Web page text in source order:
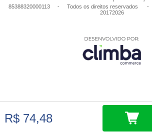
85388320000113 - Todos os direitos reservados
20172026
R$ 74,48